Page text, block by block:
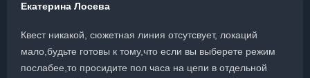
Екатерина Лосева
Квест никакой, сюжетная линия отсутсвует, локаций
мало,будьте готовы к тому,что если вы выберете режим
послабее,то просидите пол часа на цепи в отдельной